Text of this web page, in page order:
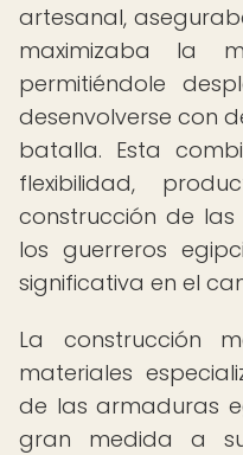
artesanal,
maximizaba la
permitiéndole
desenvolverse con
batalla. Esta
flexibilidad,
construcción de
los guerreros
significativa en el
La construcción
materiales
de las armaduras
gran medida a